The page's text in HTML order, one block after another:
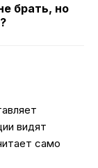
брать, но
видят
само